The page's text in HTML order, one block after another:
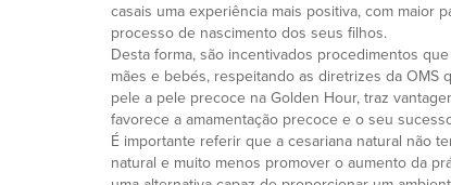
casais uma experiência mais positiva, com maior
processo de nascimento dos seus filhos.
Desta forma, são incentivados procedimentos
mães e bebés, respeitando as diretrizes da OMS
pele a pele precoce na Golden Hour, traz
favorece a amamentação precoce e o seu
É importante referir que a cesariana natural não
natural e muito menos promover o aumento da